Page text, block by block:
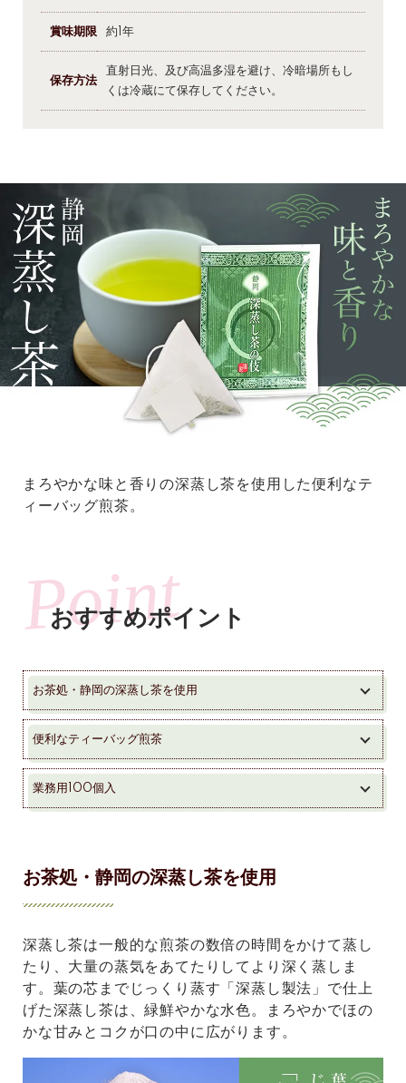
賞味期限 約1年
保存方法
直射日光、及び高温多湿を避け、冷暗場所もし
くは冷蔵にて保存してください。
まろやかな味と香りの深蒸し茶を使用した便利なテ
ィーバッグ煎茶。
おすすめポイント
お茶処・静岡の深蒸し茶を使用
便利なティーバッグ煎茶
業務用100個入
お茶処・静岡の深蒸し茶を使用
深蒸し茶は一般的な煎茶の数倍の時間をかけて蒸し
たり、大量の蒸気をあてたりしてより深く蒸しま
す。葉の芯までじっくり蒸す「深蒸し製法」で仕上
げた深蒸し茶は、緑鮮やかな水色。まろやかでほの
かな甘みとコクが口の中に広がります。